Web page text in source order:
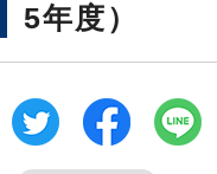
5年度）